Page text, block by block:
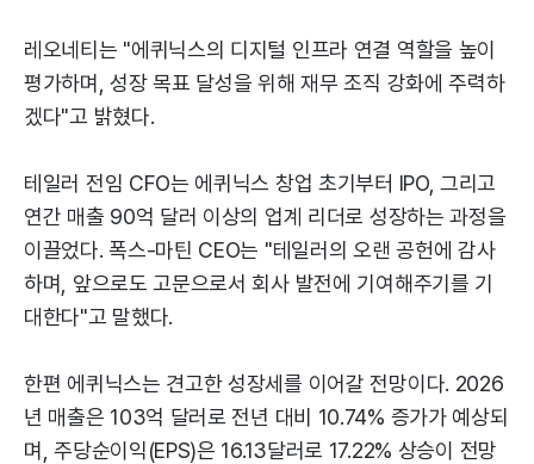
레오네티는 "에퀴닉스의 디지털 인프라 연결 역할을 높이
평가하며, 성장 목표 달성을 위해 재무 조직 강화에 주력하
겠다"고 밝혔다.
테일러 전임 CFO는 에퀴닉스 창업 초기부터 IPO, 그리고
연간 매출 90억 달러 이상의 업계 리더로 성장하는 과정을
이끌었다. 폭스-마틴 CEO는 "테일러의 오랜 공헌에 감사
하며, 앞으로도 고문으로서 회사 발전에 기여해주기를 기
대한다"고 말했다.
한편 에퀴닉스는 견고한 성장세를 이어갈 전망이다. 2026
년 매출은 103억 달러로 전년 대비 10.74% 증가가 예상되
며, 주당순이익(EPS)은 16.13달러로 17.22% 상승이 전망